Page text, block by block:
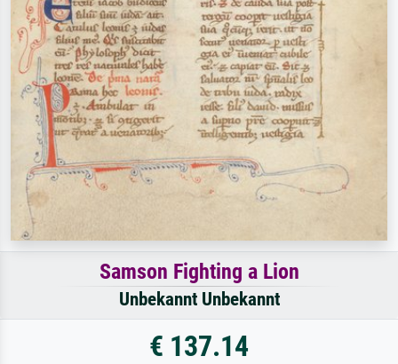
Samson Fighting a Lion
Unbekannt Unbekannt
€ 137.14